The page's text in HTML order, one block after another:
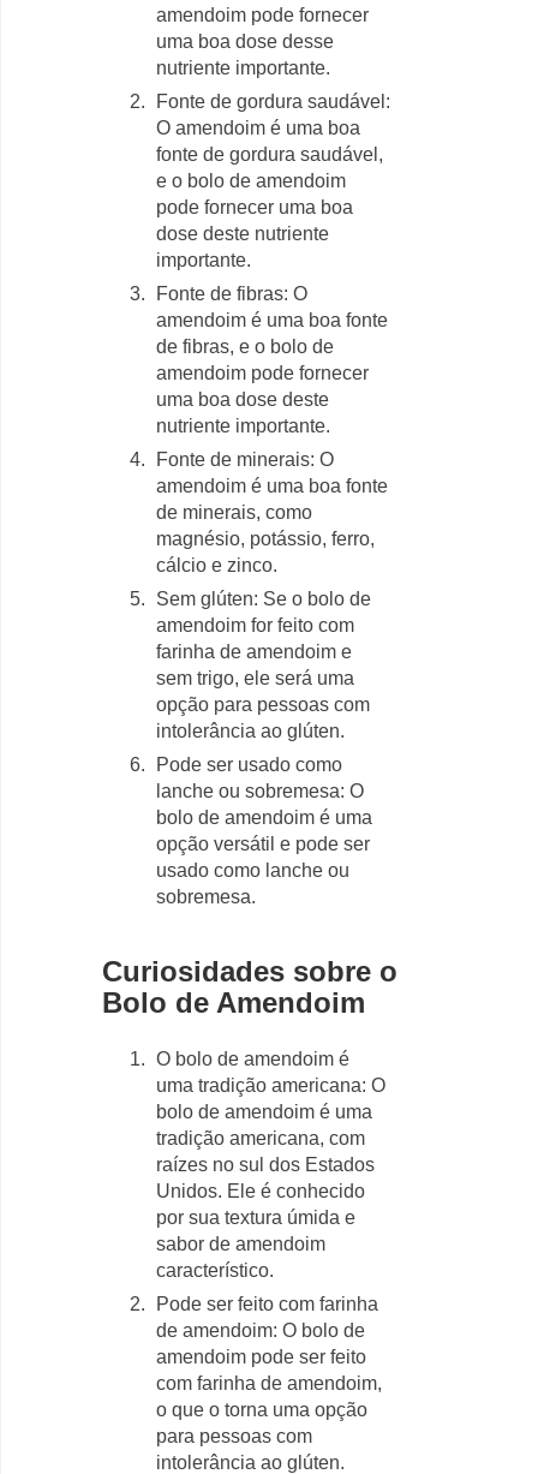
amendoim pode fornecer
uma boa dose desse
nutriente importante.
Fonte de gordura saudável:
O amendoim é uma boa
fonte de gordura saudável,
e o bolo de amendoim
pode fornecer uma boa
dose deste nutriente
importante.
Fonte de fibras: O
amendoim é uma boa fonte
de fibras, e o bolo de
amendoim pode fornecer
uma boa dose deste
nutriente importante.
Fonte de minerais: O
amendoim é uma boa fonte
de minerais, como
magnésio, potássio, ferro,
cálcio e zinco.
Sem glúten: Se o bolo de
amendoim for feito com
farinha de amendoim e
sem trigo, ele será uma
opção para pessoas com
intolerância ao glúten.
Pode ser usado como
lanche ou sobremesa: O
bolo de amendoim é uma
opção versátil e pode ser
usado como lanche ou
sobremesa.
Curiosidades sobre o
Bolo de Amendoim
O bolo de amendoim é
uma tradição americana: O
bolo de amendoim é uma
tradição americana, com
raízes no sul dos Estados
Unidos. Ele é conhecido
por sua textura úmida e
sabor de amendoim
característico.
Pode ser feito com farinha
de amendoim: O bolo de
amendoim pode ser feito
com farinha de amendoim,
o que o torna uma opção
para pessoas com
intolerância ao glúten.